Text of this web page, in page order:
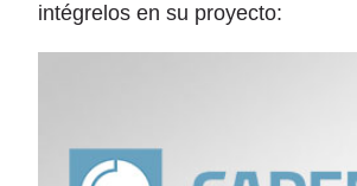
intégrelos en su proyecto: